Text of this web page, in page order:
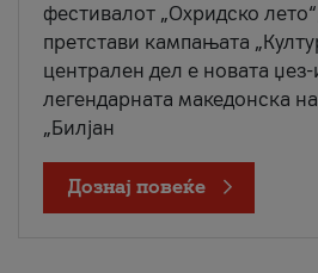
фестивалот „Охридско
претстави кампањата
централен дел е новата
легендарната македонска
„Билјан
Дознај повеќе